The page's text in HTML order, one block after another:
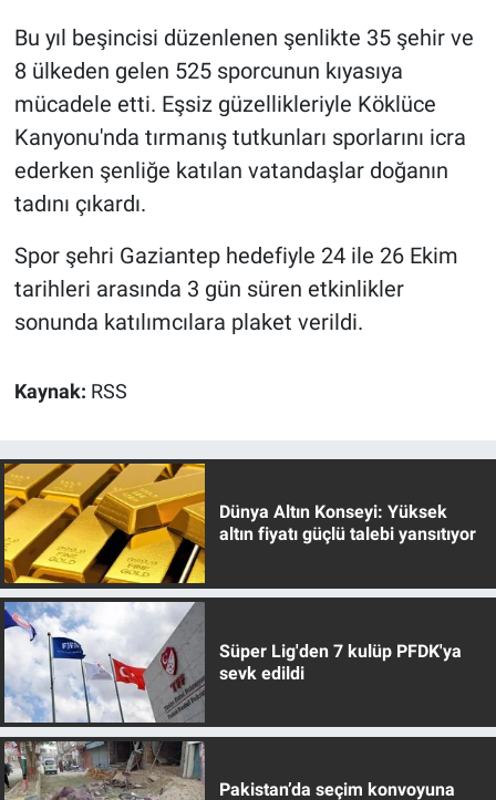
Bu yıl beşincisi düzenlenen şenlikte 35 şehir ve
8 ülkeden gelen 525 sporcunun kıyasıya
mücadele etti. Eşsiz güzellikleriyle Köklüce
Kanyonu'nda tırmanış tutkunları sporlarını icra
ederken şenliğe katılan vatandaşlar doğanın
tadını çıkardı.
Spor şehri Gaziantep hedefiyle 24 ile 26 Ekim
tarihleri arasında 3 gün süren etkinlikler
sonunda katılımcılara plaket verildi.
Kaynak: RSS
Dünya Altın Konseyi: Yüksek
altın fiyatı güçlü talebi yansıtıyor
Süper Lig'den 7 kulüp PFDK'ya
sevk edildi
Pakistan’da seçim konvoyuna